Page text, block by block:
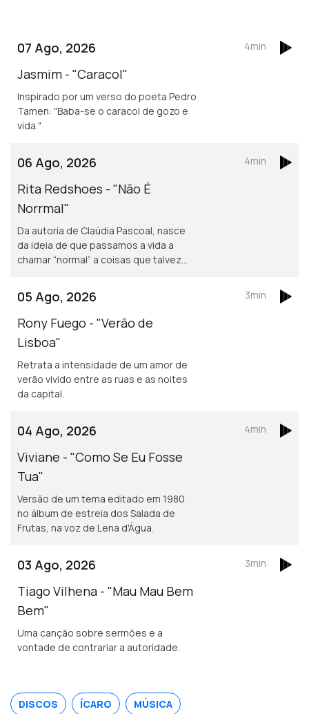
07 Ago, 2026
Jasmim - "Caracol"
Inspirado por um verso do poeta Pedro
Tamen: "Baba-se o caracol de gozo e
vida."
4min
06 Ago, 2026
Rita Redshoes - "Não É
Norrmal"
Da autoria de Claúdia Pascoal, nasce
da ideia de que passamos a vida a
chamar “normal” a coisas que talvez
4min
05 Ago, 2026
Rony Fuego - "Verão de
Lisboa"
Retrata a intensidade de um amor de
verão vivido entre as ruas e as noites
da capital.
3min
04 Ago, 2026
Viviane - "Como Se Eu Fosse
Tua"
Versão de um tema editado em 1980
no álbum de estreia dos Salada de
Frutas, na voz de Lena d'Água.
4min
03 Ago, 2026
Tiago Vilhena - "Mau Mau Bem
Bem"
Uma canção sobre sermões e a
vontade de contrariar a autoridade.
3min
DISCOS ÍCARO MÚSICA